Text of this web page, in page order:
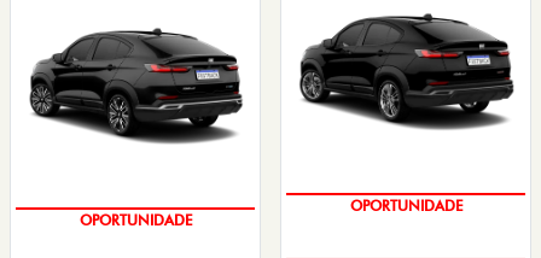
OPORTUNIDADE
OPORTUNIDADE